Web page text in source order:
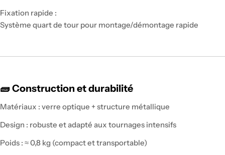
Fixation rapide :
Système quart de tour pour montage/démontage rapide
🧱 Construction et durabilité
Matériaux : verre optique + structure métallique
Design : robuste et adapté aux tournages intensifs
Poids : ≈ 0,8 kg (compact et transportable)